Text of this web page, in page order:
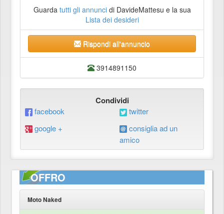
Guarda tutti gli annuncidi DavideMattesu e la sua
Lista dei desideri
Rispondi all'annuncio
3914891150
Condividi
facebook
twitter
google +
consiglia ad un
amico
OFFRO
Moto Naked